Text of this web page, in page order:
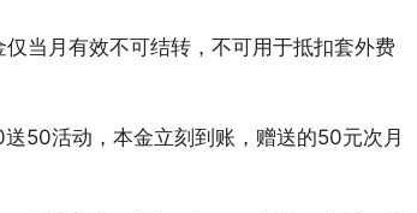
当月有效不可结转，不可用于抵扣套外费
50活动，本金立刻到账，赠送的50元次月